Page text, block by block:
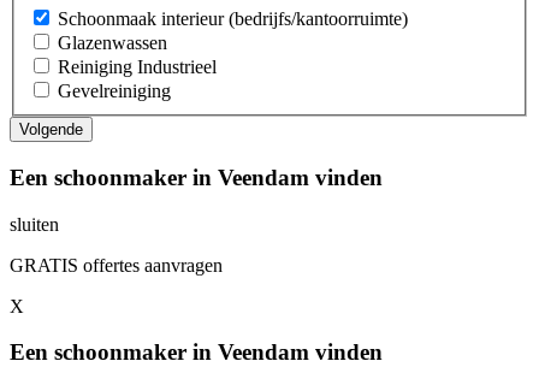
Schoonmaak interieur (bedrijfs/kantoorruimte)
Glazenwassen
Reiniging Industrieel
Gevelreiniging
Een schoonmaker in Veendam vinden
sluiten
GRATIS offertes aanvragen
X
Een schoonmaker in Veendam vinden